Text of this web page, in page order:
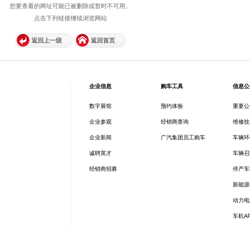
您要查看的网址可能已被删除或暂时不可用。
点击下列链接继续浏览网站
返回上一级 返回首页
企业信息
数字展馆
企业参观
企业新闻
诚聘英才
经销商招募
购车工具
预约体验
经销商查询
广汽集团员工购车
信息
重要
维修
车辆
车辆
停产
新能
动力
车机